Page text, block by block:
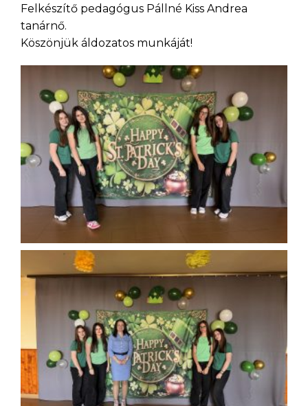
Felkészítő pedagógus Pállné Kiss Andrea
tanárnő.
Köszönjük áldozatos munkáját!